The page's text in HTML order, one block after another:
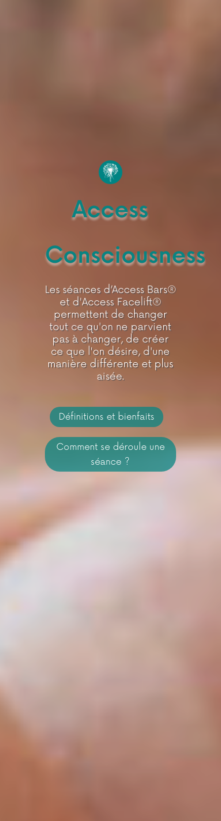
Access
Consciousness
Les séances d’Access Bars®
et d'Access Facelift®
permettent de changer
tout ce qu'on ne parvient
pas à changer, de créer
ce que l'on désire, d'une
manière différente et plus
aisée.
Définitions et bienfaits
Comment se déroule une
séance ?